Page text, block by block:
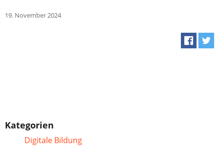
19. November 2024
Kategorien
Digitale Bildung